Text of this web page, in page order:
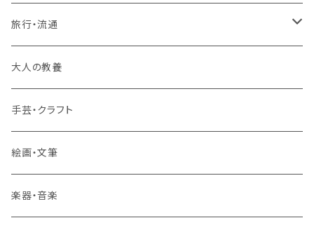
その他 語学
旅行・流通
旅行業務取扱管理者講座
その他 旅行・流通
大人の教養
手芸・クラフト
絵画・文筆
楽器・音楽